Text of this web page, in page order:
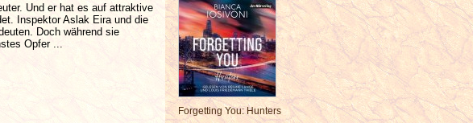
Und er hat es auf attraktive
Inspektor Aslak Eira und die
Doch während sie
Opfer ...
Forgetting You: Hunters